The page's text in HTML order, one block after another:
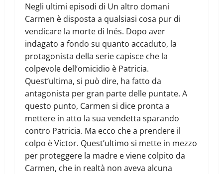
Negli ultimi episodi di Un altro domani
Carmen è disposta a qualsiasi cosa pur di
vendicare la morte di Inés. Dopo aver
indagato a fondo su quanto accaduto, la
protagonista della serie capisce che la
colpevole dell’omicidio è Patricia.
Quest’ultima, si può dire, ha fatto da
antagonista per gran parte delle puntate. A
questo punto, Carmen si dice pronta a
mettere in atto la sua vendetta sparando
contro Patricia. Ma ecco che a prendere il
colpo è Victor. Quest’ultimo si mette in mezzo
per proteggere la madre e viene colpito da
Carmen, che in realtà non aveva alcuna